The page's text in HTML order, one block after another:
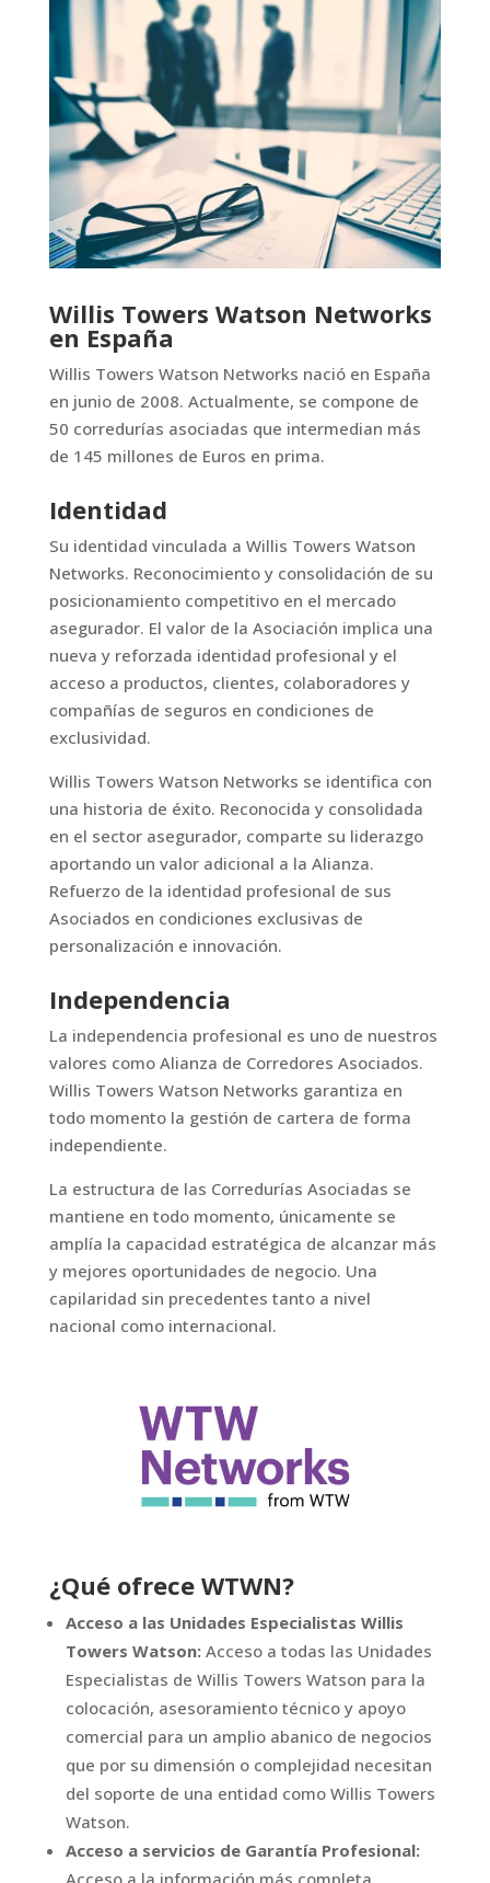
Willis Towers Watson Networks
en España
Willis Towers Watson Networks nació en España
en junio de 2008. Actualmente, se compone de
50 corredurías asociadas que intermedian más
de 145 millones de Euros en prima.
Identidad
Su identidad vinculada a Willis Towers Watson
Networks. Reconocimiento y consolidación de su
posicionamiento competitivo en el mercado
asegurador. El valor de la Asociación implica una
nueva y reforzada identidad profesional y el
acceso a productos, clientes, colaboradores y
compañías de seguros en condiciones de
exclusividad.
Willis Towers Watson Networks se identifica con
una historia de éxito. Reconocida y consolidada
en el sector asegurador, comparte su liderazgo
aportando un valor adicional a la Alianza.
Refuerzo de la identidad profesional de sus
Asociados en condiciones exclusivas de
personalización e innovación.
Independencia
La independencia profesional es uno de nuestros
valores como Alianza de Corredores Asociados.
Willis Towers Watson Networks garantiza en
todo momento la gestión de cartera de forma
independiente.
La estructura de las Corredurías Asociadas se
mantiene en todo momento, únicamente se
amplía la capacidad estratégica de alcanzar más
y mejores oportunidades de negocio. Una
capilaridad sin precedentes tanto a nivel
nacional como internacional.
¿Qué ofrece WTWN?
Acceso a las Unidades Especialistas Willis
Towers Watson:Acceso a todas las Unidades
Especialistas de Willis Towers Watson para la
colocación, asesoramiento técnico y apoyo
comercial para un amplio abanico de negocios
que por su dimensión o complejidad necesitan
del soporte de una entidad como Willis Towers
Watson.
Acceso a servicios de Garantía Profesional: